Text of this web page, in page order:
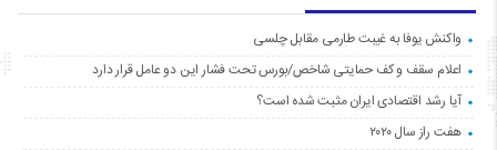
واکنش یوفا به غیبت طارمی مقابل چلسی
اعلام سقف و کف حمایتی شاخص/بورس تحت فشار این دو عامل قرار دارد
آیا رشد اقتصادی ایران مثبت شده است؟
هفت راز سال ۲۰۲۰